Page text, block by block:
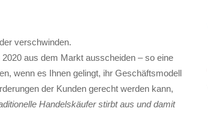
verschwinden.
aus dem Markt ausscheiden – so eine
wenn es Ihnen gelingt, ihr Geschäftsmodell
der Kunden gerecht werden kann,
Handelskäufer stirbt aus und damit